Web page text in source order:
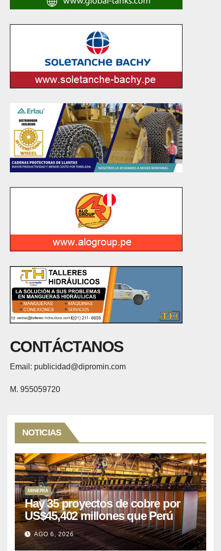
CONTÁCTANOS
Email: publicidad@dipromin.com
M. 955059720
NOTICIAS
MINERÍA
Hay 35 proyectos de cobre por
US$45,402 millones que Perú
puede aprovechar
AGO 6, 2026